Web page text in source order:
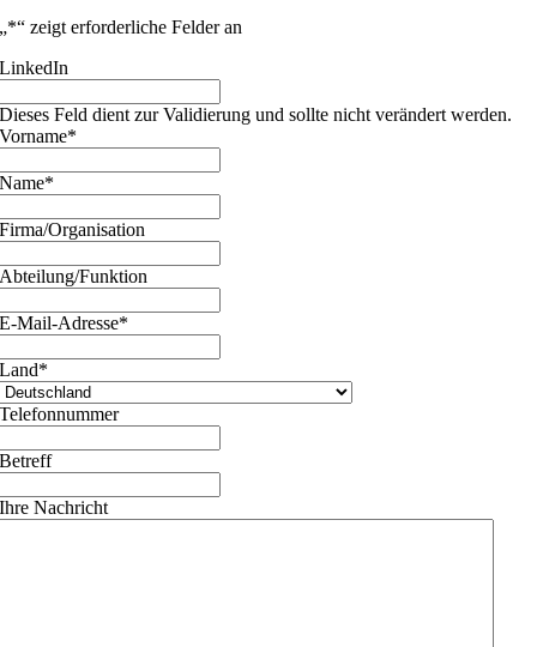
„*“ zeigt erforderliche Felder an
LinkedIn
Dieses Feld dient zur Validierung und sollte nicht verändert werden.
Vorname*
Name*
Firma/Organisation
Abteilung/Funktion
E-Mail-Adresse*
Land*
Telefonnummer
Betreff
Ihre Nachricht